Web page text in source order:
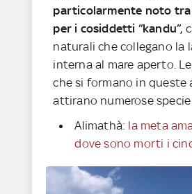
particolarmente noto tra
per i cosiddetti “kandu”,
naturali che collegano la
interna al mare aperto.
che si formano in queste
attirano numerose
Alimathà: la meta
dove sono morti i